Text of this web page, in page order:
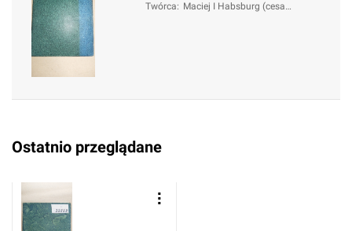
Twórca: Maciej I Habsburg (cesarz
Ostatnio przeglądane